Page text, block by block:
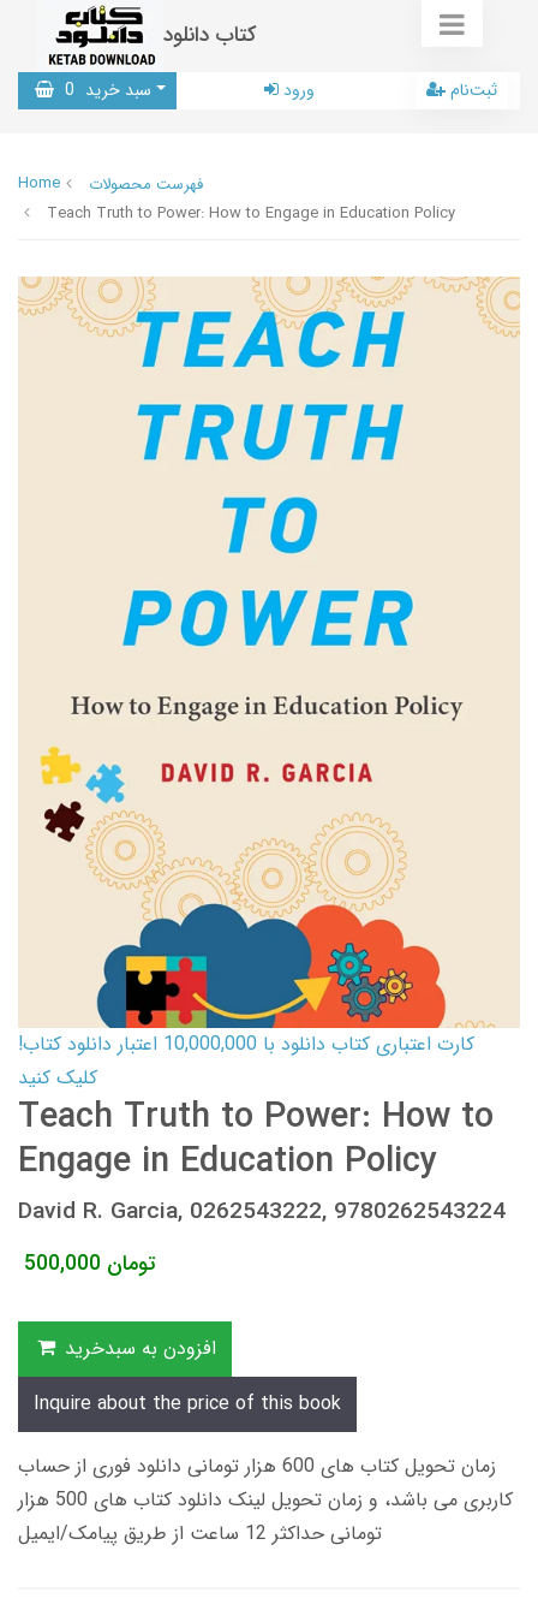
کتاب دانلود
سبد خرید 0 ورود ثبت‌نام
Home
فهرست محصولات
Teach Truth to Power: How to Engage in Education Policy
کارت اعتباری کتاب دانلود با 10,000,000 اعتبار دانلود کتاب!
کلیک کنید
Teach Truth to Power: How to
Engage in Education Policy
David R. Garcia, 0262543222, 9780262543224
500,000 تومان
افزودن به سبدخرید
Inquire about the price of this book
زمان تحویل کتاب های 600 هزار تومانی دانلود فوری از حساب
کاربری می باشد، و زمان تحویل لینک دانلود کتاب های 500 هزار
تومانی حداکثر 12 ساعت از طریق پیامک/ایمیل